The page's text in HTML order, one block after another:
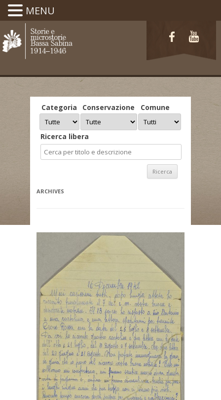
Categoria Conservazione Comune
Ricerca libera
ARCHIVES
MENU